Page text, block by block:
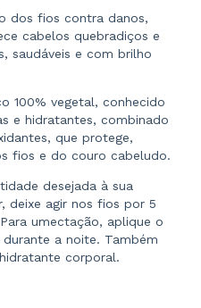
dos fios contra danos,
cabelos quebradiços e
saudáveis e com brilho
100% vegetal, conhecido
e hidratantes, combinado
que protege,
fios e do couro cabeludo.
desejada à sua
deixe agir nos fios por 5
umectação, aplique o
a noite. Também
corporal.